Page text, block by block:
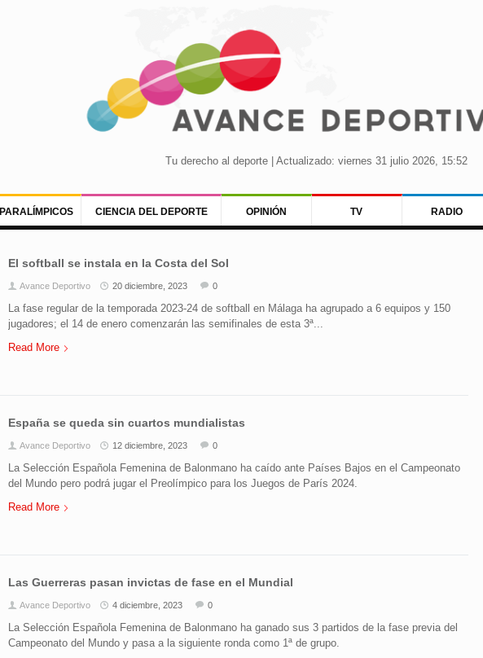
Tu derecho al deporte | Actualizado: viernes 31 julio 2026, 15:52
PARALÍMPICOS CIENCIA DEL DEPORTE OPINIÓN TV RADIO
El softball se instala en la Costa del Sol
Avance Deportivo 20 diciembre, 2023 0
La fase regular de la temporada 2023-24 de softball en Málaga ha agrupado a 6 equipos y 150
jugadores; el 14 de enero comenzarán las semifinales de esta 3ª...
Read More
España se queda sin cuartos mundialistas
Avance Deportivo 12 diciembre, 2023 0
La Selección Española Femenina de Balonmano ha caído ante Países Bajos en el Campeonato
del Mundo pero podrá jugar el Preolímpico para los Juegos de París 2024.
Read More
Las Guerreras pasan invictas de fase en el Mundial
Avance Deportivo 4 diciembre, 2023 0
La Selección Española Femenina de Balonmano ha ganado sus 3 partidos de la fase previa del
Campeonato del Mundo y pasa a la siguiente ronda como 1ª de grupo.